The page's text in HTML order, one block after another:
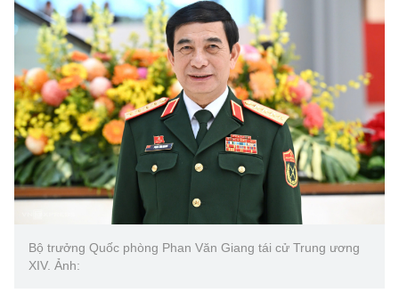
Bộ trưởng Quốc phòng Phan Văn Giang tái cử Trung ương
XIV. Ảnh: